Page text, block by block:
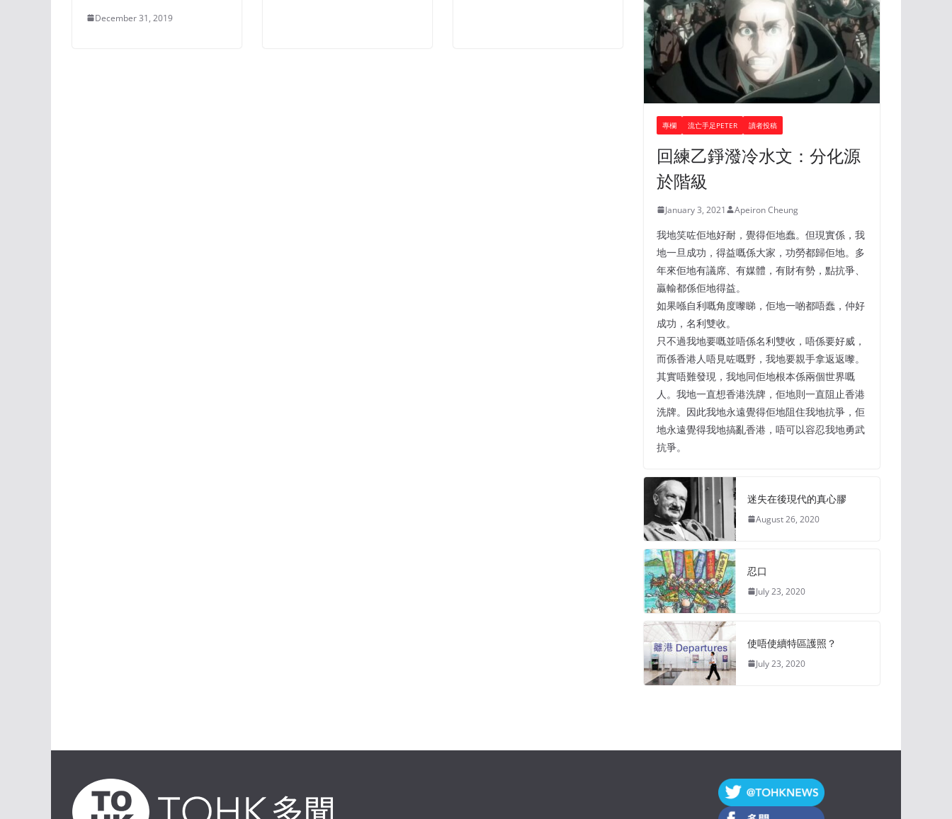
December 31, 2019
專欄 流亡手足PETER 讀者投稿
回練乙錚潑冷水文：分化源
於階級
January 3, 2021 Apeiron Cheung
我地笑咗佢地好耐，覺得佢地蠢。但現實係，我
地一旦成功，得益嘅係大家，功勞都歸佢地。多
年來佢地有議席、有媒體，有財有勢，點抗爭、
贏輸都係佢地得益。
如果喺自利嘅角度嚟睇，佢地一啲都唔蠢，仲好
成功，名利雙收。
只不過我地要嘅並唔係名利雙收，唔係要好威，
而係香港人唔見咗嘅野，我地要親手拿返返嚟。
其實唔難發現，我地同佢地根本係兩個世界嘅
人。我地一直想香港洗牌，佢地則一直阻止香港
洗牌。因此我地永遠覺得佢地阻住我地抗爭，佢
地永遠覺得我地搞亂香港，唔可以容忍我地勇武
抗爭。
迷失在後現代的真心膠
August 26, 2020
忍口
July 23, 2020
使唔使續特區護照？
July 23, 2020